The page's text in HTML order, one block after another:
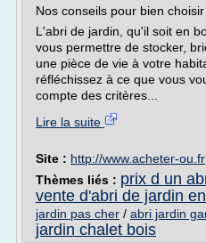
Nos conseils pour bien
L'abri de jardin, qu'il soit en
vous permettre de stocker,
une pièce de vie à votre
réfléchissez à ce que vous
compte des critères...
Lire la suite
Site : http://www.acheter-ou.fr
Thèmes liés : prix d un
vente d'abri de jardin
jardin pas cher / abri jardin
jardin chalet bois